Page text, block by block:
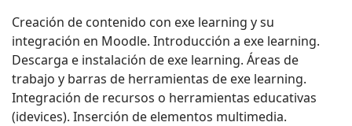
Creación de contenido con exe learning y su
integración en Moodle. Introducción a exe learning.
Descarga e instalación de exe learning. Áreas de
trabajo y barras de herramientas de exe learning.
Integración de recursos o herramientas educativas
(idevices). Inserción de elementos multimedia.